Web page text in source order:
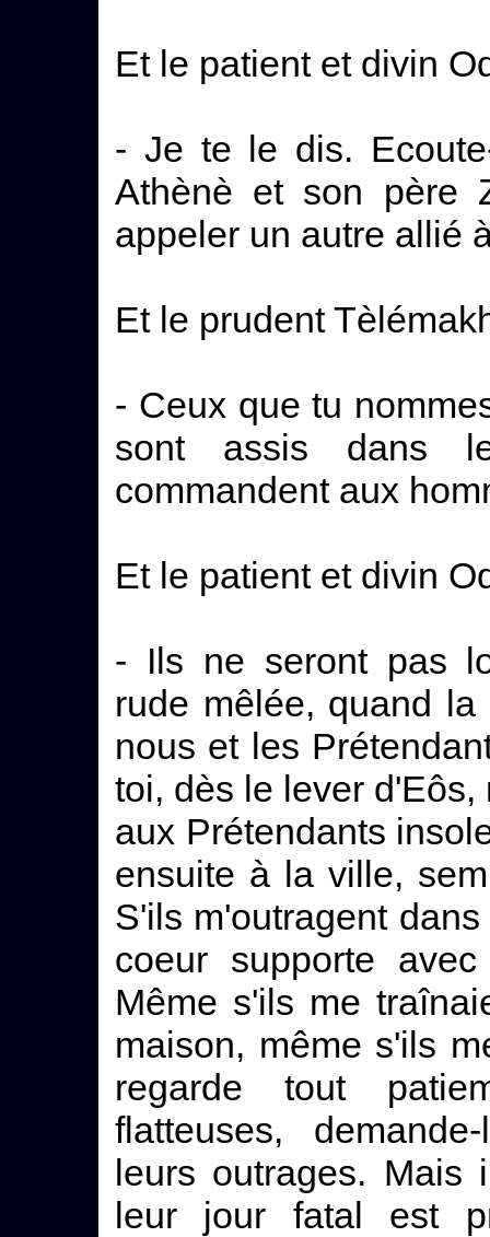
Et le patient et divin
- Je te le dis.
Athènè et son père
appeler un autre allié
Et le prudent
- Ceux que tu
sont assis dans
commandent aux
Et le patient et divin
- Ils ne seront pas
rude mêlée, quand
nous et les
toi, dès le lever
aux Prétendants
ensuite à la ville,
S'ils m'outragent
coeur supporte
Même s'ils me
maison, même s'ils
regarde tout
flatteuses,
leurs outrages. Mais
leur jour fatal est